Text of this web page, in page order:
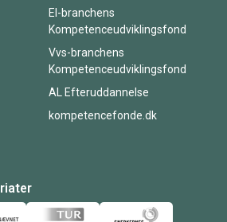
El-branchens
Kompetenceudviklingsfond
Vvs-branchens
Kompetenceudviklingsfond
AL Efteruddannelse
kompetencefonde.dk